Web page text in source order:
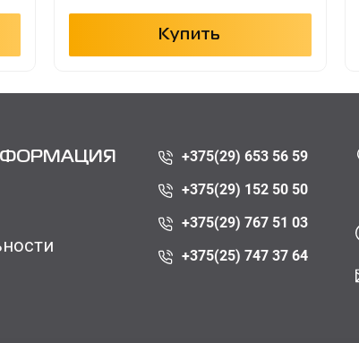
Купить
+375(29) 653 56 59
+375(29) 152 50 50
+375(29) 767 51 03
+375(25) 747 37 64